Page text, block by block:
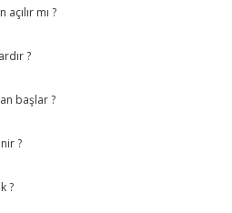
mı ?
?
başlar ?
?
?